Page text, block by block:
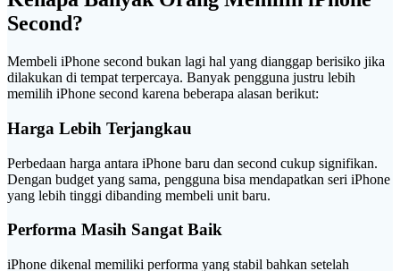
Second?
Membeli iPhone second bukan lagi hal yang dianggap berisiko jika
dilakukan di tempat terpercaya. Banyak pengguna justru lebih
memilih iPhone second karena beberapa alasan berikut:
Harga Lebih Terjangkau
Perbedaan harga antara iPhone baru dan second cukup signifikan.
Dengan budget yang sama, pengguna bisa mendapatkan seri iPhone
yang lebih tinggi dibanding membeli unit baru.
Performa Masih Sangat Baik
iPhone dikenal memiliki performa yang stabil bahkan setelah